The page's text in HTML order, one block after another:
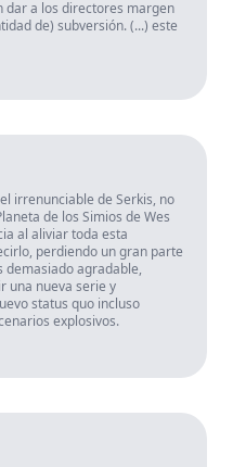
dar a los directores margen
de) subversión. (...) este
irrenunciable de Serkis, no
de los Simios de Wes
al aliviar toda esta
perdiendo un gran parte
demasiado agradable,
una nueva serie y
status quo incluso
explosivos.